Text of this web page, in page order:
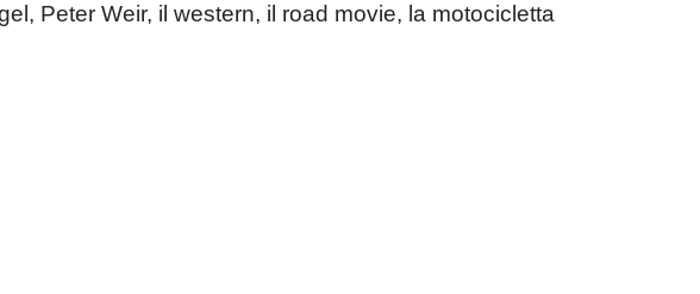
Peter Weir, il western, il road movie, la motocicletta